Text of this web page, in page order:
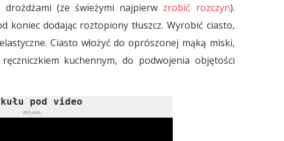
(ze świeżymi najpierw zrobić rozczyn).
koniec dodając roztopiony tłuszcz. Wyrobić ciasto,
Ciasto włożyć do oprószonej mąką miski,
kuchennym, do podwojenia objętości
pod video
REKLAMA